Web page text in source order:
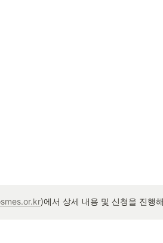
)에서 상세 내용 및 신청을 진행